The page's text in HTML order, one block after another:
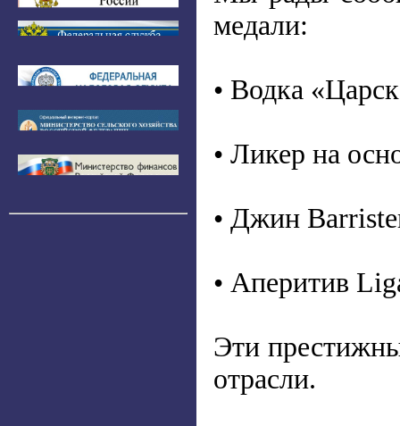
медали:
• Водка
• Ликер на
• Джин
• Аперитив
Эти
отрасли.